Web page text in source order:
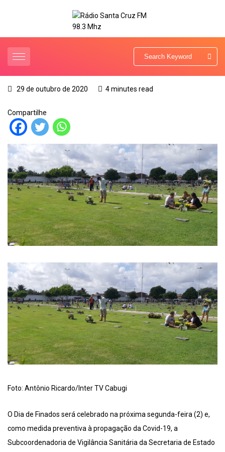
29 de outubro de 2020 4 minutes read
Compartilhe
Foto: Antônio Ricardo/Inter TV Cabugi
O Dia de Finados será celebrado na próxima segunda-feira (2) e,
como medida preventiva à propagação da Covid-19, a
Subcoordenadoria de Vigilância Sanitária da Secretaria de Estado